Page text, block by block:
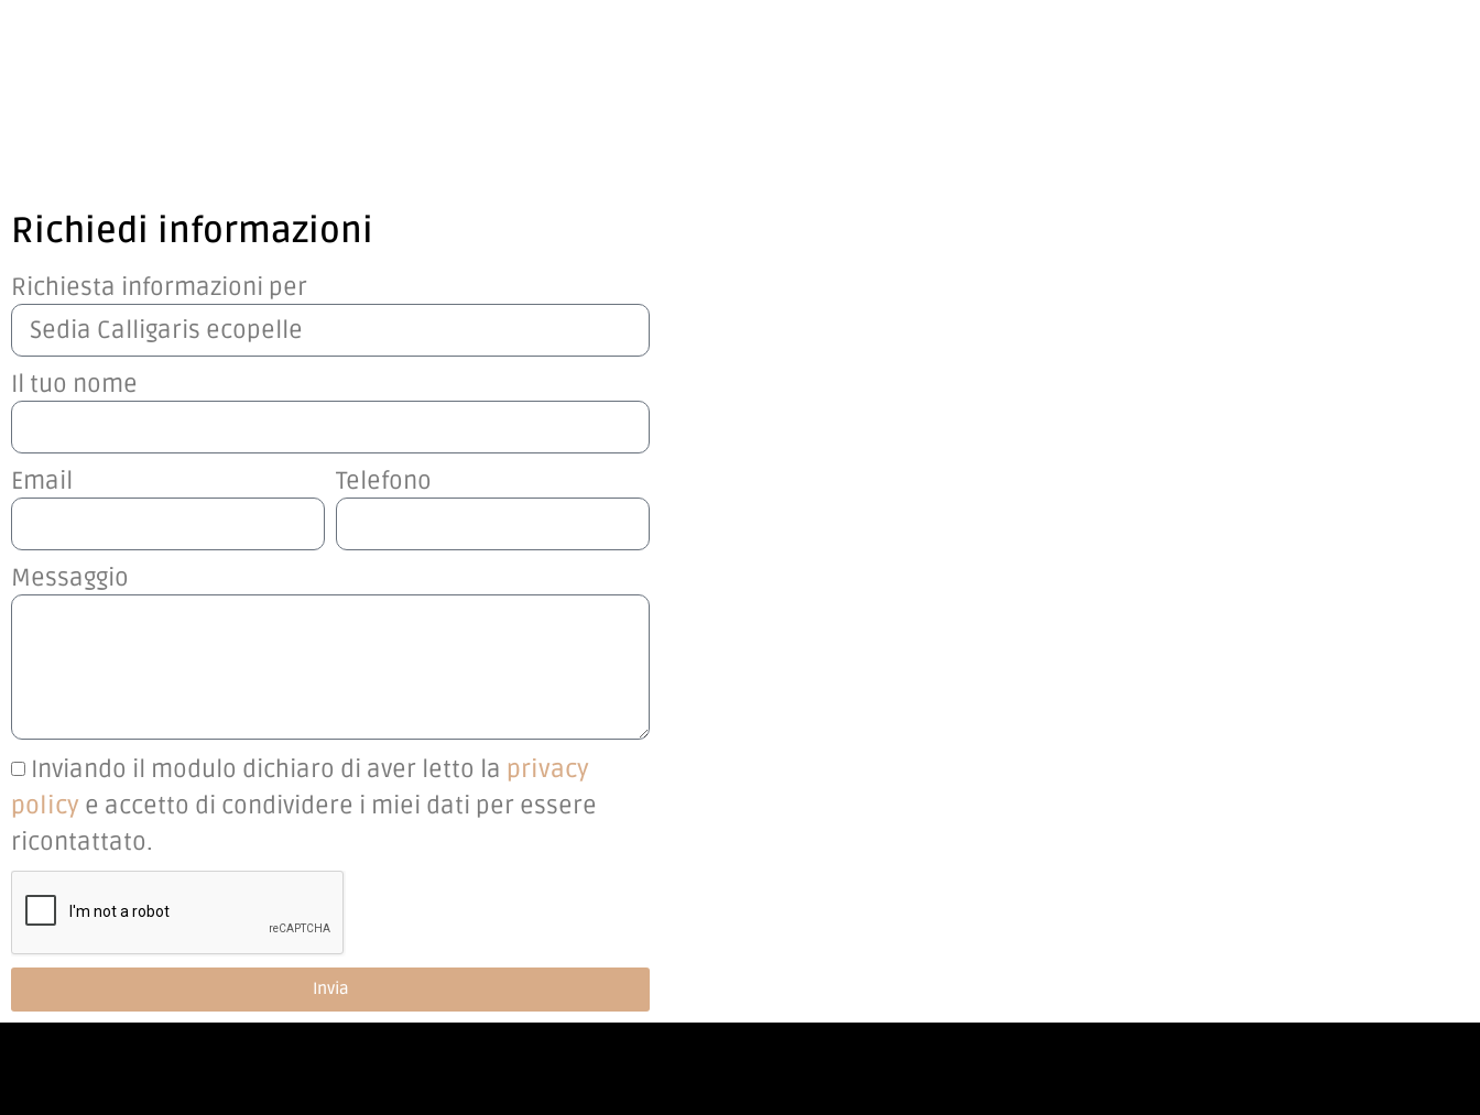
Richiedi informazioni
Richiesta informazioni per
Il tuo nome
Email Telefono
Messaggio
Inviando il modulo dichiaro di aver letto la privacy
policy e accetto di condividere i miei dati per essere
ricontattato.
Invia